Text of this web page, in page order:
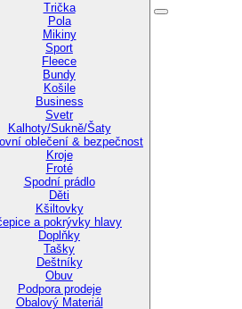
Trička
Pola
Mikiny
Sport
Fleece
Bundy
Košile
Business
Svetr
Kalhoty/Sukně/Šaty
oblečení & bezpečnost
Kroje
Froté
Spodní prádlo
Děti
Kšiltovky
a pokrývky hlavy
Doplňky
Tašky
Deštníky
Obuv
Podpora prodeje
Obalový Materiál